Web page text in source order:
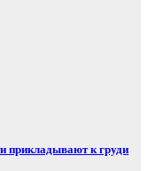
прикладывают к груди